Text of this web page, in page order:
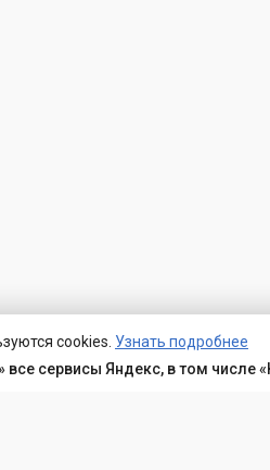
cookies. Узнать подробнее
сервисы Яндекс, в том числе